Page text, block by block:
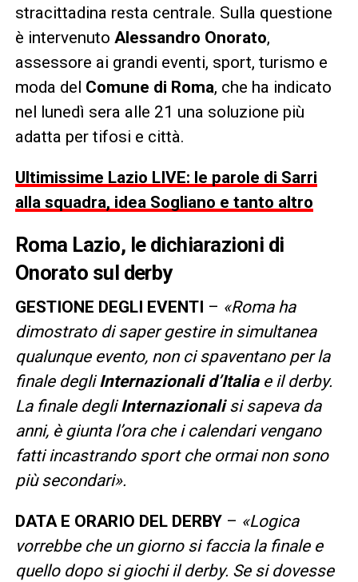
stracittadina resta centrale. Sulla questione
è intervenuto Alessandro Onorato,
assessore ai grandi eventi, sport, turismo e
moda del Comune di Roma, che ha indicato
nel lunedì sera alle 21 una soluzione più
adatta per tifosi e città.
Ultimissime Lazio LIVE: le parole di Sarri
alla squadra, idea Sogliano e tanto altro
Roma Lazio, le dichiarazioni di
Onorato sul derby
GESTIONE DEGLI EVENTI – «Roma ha
dimostrato di saper gestire in simultanea
qualunque evento, non ci spaventano per la
finale degliInternazionali d’Italiae il derby.
La finale degliInternazionalisi sapeva da
anni, è giunta l’ora che i calendari vengano
fatti incastrando sport che ormai non sono
più secondari».
DATA E ORARIO DEL DERBY– «Logica
vorrebbe che un giorno si faccia la finale e
quello dopo si giochi il derby. Se si dovesse